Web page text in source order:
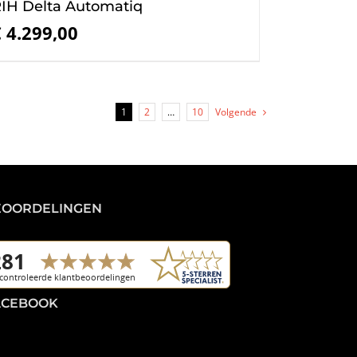
Delta Automatiq
4.299,00
1 2 … 10 Volgende